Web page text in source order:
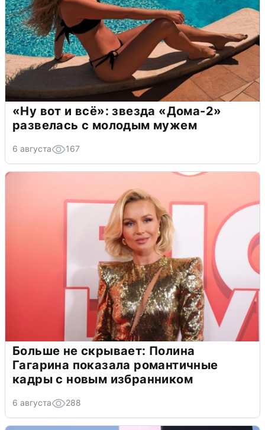
«Ну вот и всё»: звезда «Дома-2»
развелась с молодым мужем
6 августа 167
Больше не скрывает: Полина
Гагарина показала романтичные
кадры с новым избранником
6 августа 288